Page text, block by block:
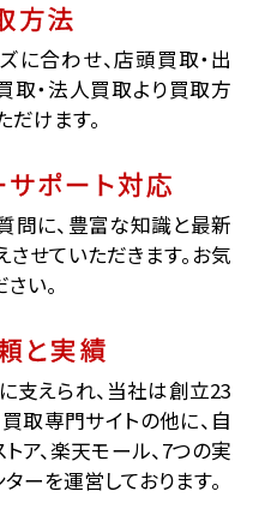
方法
に合わせ、店頭買取・出
取・法人買取より買取方
けます。
サポート対応
問に、豊富な知識と最新
せていただきます。お気
い。
と実績
支えられ、当社は創立23
取専門サイトの他に、自
ア、楽天モール、7つの実
ーを運営しております。